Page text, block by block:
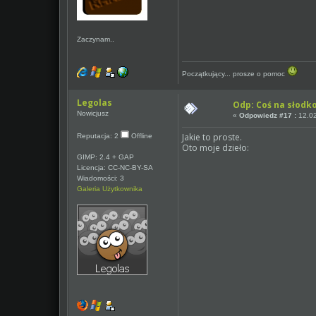
Zaczynam..
Początkujący... prosze o pomoc
Legolas
Nowicjusz
Reputacja: 2 Offline
GIMP: 2.4 + GAP
Licencja: CC-NC-BY-SA
Wiadomości: 3
Galeria Użytkownika
Odp: Coś na
« Odpowiedz #17 :
Jakie to proste.
Oto moje dzieło: